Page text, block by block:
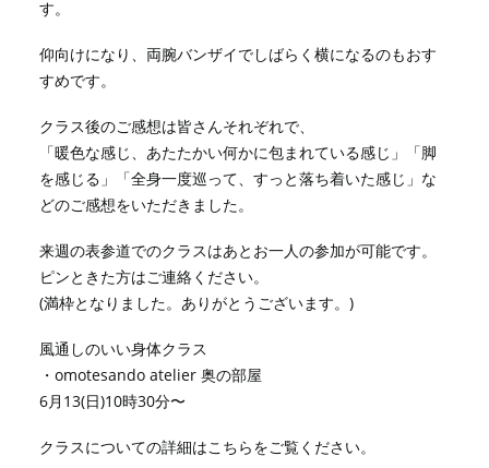
す。
仰向けになり、両腕バンザイでしばらく横になるのもおす
すめです。
クラス後のご感想は皆さんそれぞれで、
「暖色な感じ、あたたかい何かに包まれている感じ」「脚
を感じる」「全身一度巡って、すっと落ち着いた感じ」な
どのご感想をいただきました。
来週の表参道でのクラスはあとお一人の参加が可能です。
ピンときた方はご連絡ください。
(満枠となりました。ありがとうございます。)
風通しのいい身体クラス
・omotesando atelier 奥の部屋
6月13(日)10時30分〜
クラスについての詳細はこちらをご覧ください。